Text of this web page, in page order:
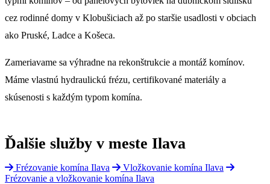
cez rodinné domy v Klobušiciach až po staršie usadlosti v obciach
ako Pruské, Ladce a Košeca.
Zameriavame sa výhradne na rekonštrukcie a montáž komínov.
Máme vlastnú hydraulickú frézu, certifikované materiály a
skúsenosti s každým typom komína.
Ďalšie služby v meste Ilava
Frézovanie komína Ilava
Vložkovanie komína Ilava
Frézovanie a vložkovanie komína Ilava